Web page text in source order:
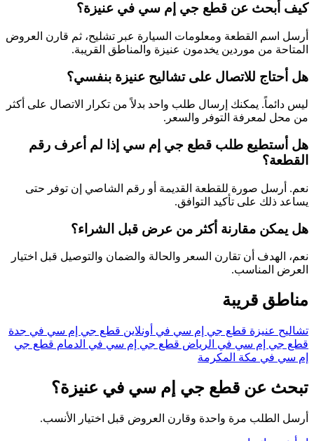
كيف أبحث عن قطع جي إم سي في عنيزة؟
أرسل اسم القطعة ومعلومات السيارة عبر تشليح، ثم قارن العروض
المتاحة من موردين يخدمون عنيزة والمناطق القريبة.
هل أحتاج للاتصال على تشاليح عنيزة بنفسي؟
ليس دائماً. يمكنك إرسال طلب واحد بدلاً من تكرار الاتصال على أكثر
من محل لمعرفة التوفر والسعر.
هل أستطيع طلب قطع جي إم سي إذا لم أعرف رقم
القطعة؟
نعم. أرسل صورة للقطعة القديمة أو رقم الشاصي إن توفر حتى
يساعد ذلك على تأكيد التوافق.
هل يمكن مقارنة أكثر من عرض قبل الشراء؟
نعم، الهدف أن تقارن السعر والحالة والضمان والتوصيل قبل اختيار
العرض المناسب.
مناطق قريبة
تشاليح عنيزة قطع جي إم سي في أونلاين قطع جي إم سي في جدة
قطع جي إم سي في الرياض قطع جي إم سي في الدمام قطع جي
إم سي في مكة المكرمة
تبحث عن قطع جي إم سي في عنيزة؟
أرسل الطلب مرة واحدة وقارن العروض قبل اختيار الأنسب.